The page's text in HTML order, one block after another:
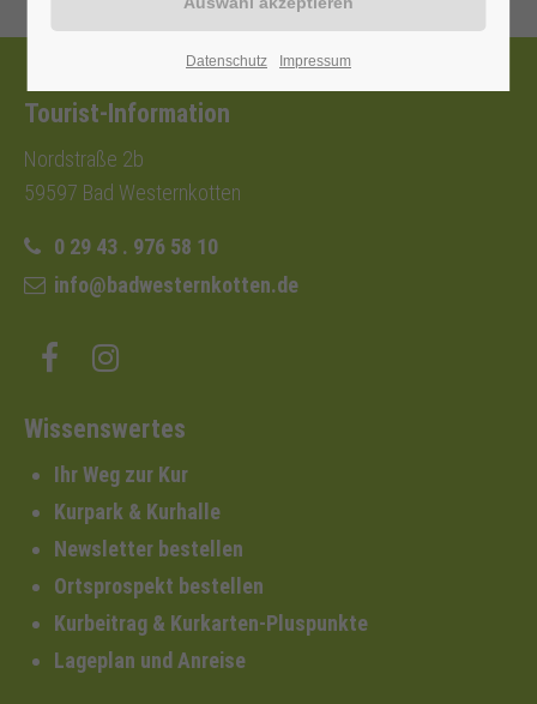
Tourist-Information
Nordstraße 2b
59597 Bad Westernkotten
0 29 43 . 976 58 10
info@badwesternkotten.de
Wissenswertes
Ihr Weg zur Kur
Kurpark & Kurhalle
Newsletter bestellen
Ortsprospekt bestellen
Kurbeitrag & Kurkarten-Pluspunkte
Lageplan und Anreise
Datenschutz Impressum